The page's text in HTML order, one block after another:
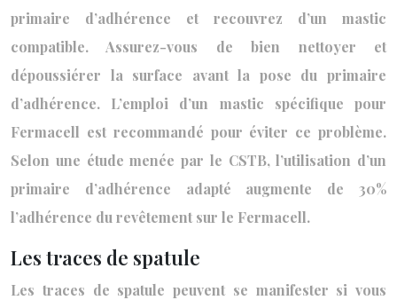
primaire d’adhérence et recouvrez d’un mastic
compatible. Assurez-vous de bien nettoyer et
dépoussiérer la surface avant la pose du primaire
d’adhérence. L’emploi d’un mastic spécifique pour
Fermacell est recommandé pour éviter ce problème.
Selon une étude menée par le CSTB, l’utilisation d’un
primaire d’adhérence adapté augmente de 30%
l’adhérence du revêtement sur le Fermacell.
Les traces de spatule
Les traces de spatule peuvent se manifester si vous